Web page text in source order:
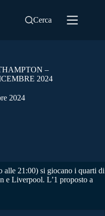
Cerca
–
2024
2024
alle 21:00) si giocano i quarti di
e Liverpool. L’1 proposto a